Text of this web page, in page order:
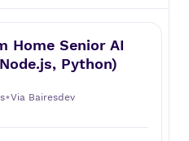
Home Senior AI
Python)
•Via Bairesdev